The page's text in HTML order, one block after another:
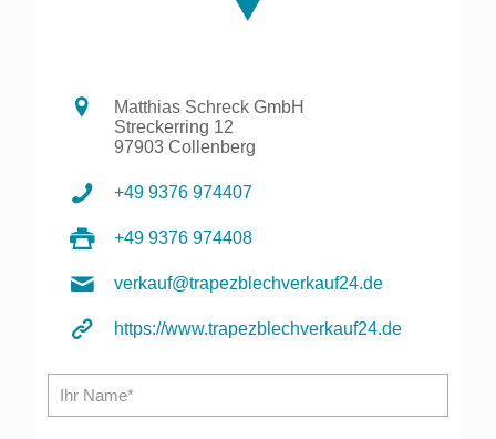
Matthias Schreck GmbH
Streckerring 12
97903 Collenberg
+49 9376 974407
+49 9376 974408
verkauf@trapezblechverkauf24.de
https://www.trapezblechverkauf24.de
Bitte
Bitte